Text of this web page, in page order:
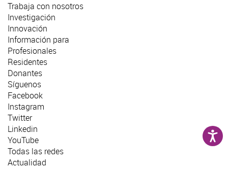
Trabaja con nosotros
Investigación
Innovación
Información para
Profesionales
Residentes
Donantes
Síguenos
Facebook
Instagram
Twitter
Linkedin
YouTube
Todas las redes
Actualidad